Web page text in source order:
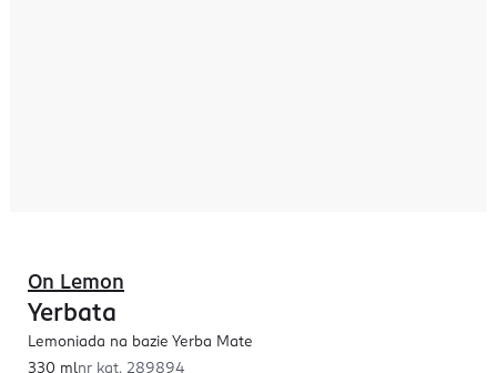
On Lemon
Yerbata
Lemoniada na bazie Yerba Mate
330 mlnr kat. 289894